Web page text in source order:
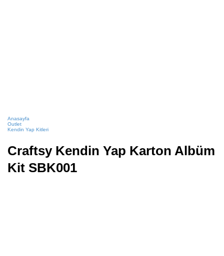
Anasayfa
Outlet
Kendin Yap Kitleri
Craftsy Kendin Yap Karton Albüm
Kit SBK001